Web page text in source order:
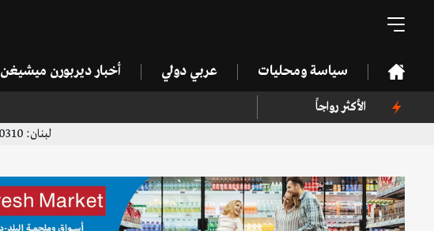
سياسة ومحليات عربي دولي أخبار ديربورن ميشيغن
الأكثر رواجاً
لبنان: 96171010310+ ديربورن: 13137751171+ | 13136996923+